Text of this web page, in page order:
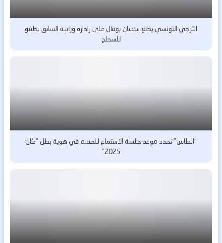
الترجي التونسي يضع سفيان بوفال على راداره وراتبه السابق يطفو
للسطح
“الطاس” تحدد موعد جلسة الاستماع للحسم في هوية بطل “كان
2025”